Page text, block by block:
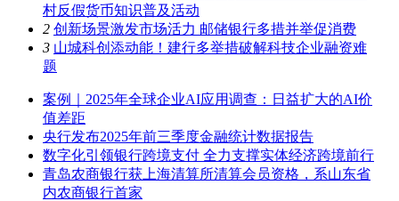
村反假货币知识普及活动
2 创新场景激发市场活力 邮储银行多措并举促消费
3 山城科创添动能！建行多举措破解科技企业融资难
题
案例｜2025年全球企业AI应用调查：日益扩大的AI价
值差距
央行发布2025年前三季度金融统计数据报告
数字化引领银行跨境支付 全力支撑实体经济跨境前行
青岛农商银行获上海清算所清算会员资格，系山东省
内农商银行首家